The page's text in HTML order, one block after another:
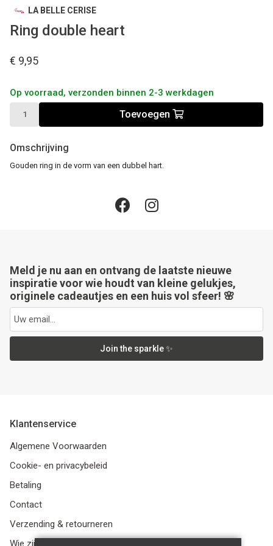
LA BELLE CERISE
Ring double heart
€ 9,95
Op voorraad, verzonden binnen 2-3 werkdagen
Toevoegen
Omschrijving
Gouden ring in de vorm van een dubbel hart.
Meld je nu aan en ontvang de laatste nieuwe
inspiratie voor wie houdt van kleine gelukjes,
originele cadeautjes en een huis vol sfeer! 🌸
Join the sparkle ✨
Klantenservice
Algemene Voorwaarden
Cookie- en privacybeleid
Betaling
Contact
Verzending & retourneren
Wie zijn we?